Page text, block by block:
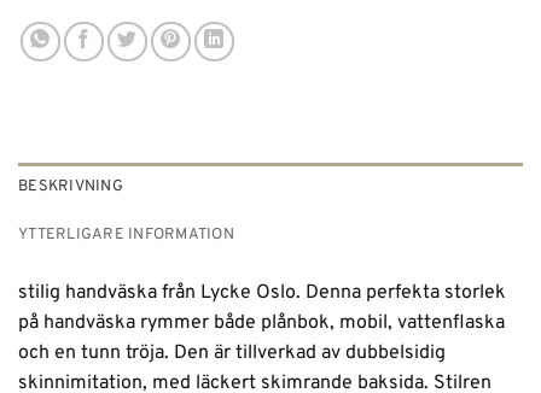
BESKRIVNING
YTTERLIGARE INFORMATION
stilig handväska från Lycke Oslo. Denna perfekta storlek
på handväska rymmer både plånbok, mobil, vattenflaska
och en tunn tröja. Den är tillverkad av dubbelsidig
skinnimitation, med läckert skimrande baksida. Stilren